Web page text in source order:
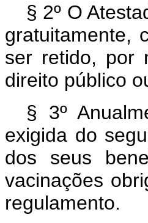
§ 2º O
gratuitamente,
ser retido, por
direito público
§ 3º
exigida do
dos seus
vacinações
regulamento.